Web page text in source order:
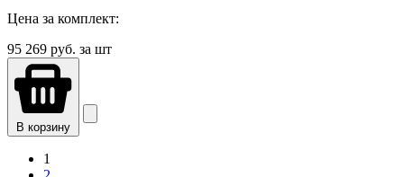
Цена за комплект:
95 269 руб. за шт
В корзину
1